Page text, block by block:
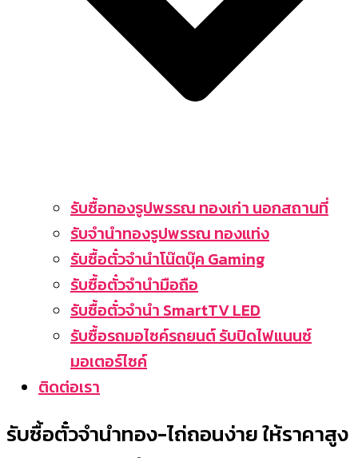
รับซื้อทองรูปพรรณ ทองเก่า นอกสถานที่
รับจำนำทองรูปพรรณ ทองแท่ง
รับซื้อตั๋วจำนำโน๊ตบุ๊ค Gaming
รับซื้อตั๋วจำนำมือถือ
รับซื้อตั๋วจำนำ SmartTV LED
รับซื้อรถมอไซค์รถยนต์ รับปิดไฟแนนซ์
มอเตอร์ไซค์
ติดต่อเรา
รับซื้อตั๋วจำนำทอง-ไถ่ถอนง่าย ให้ราคาสูง